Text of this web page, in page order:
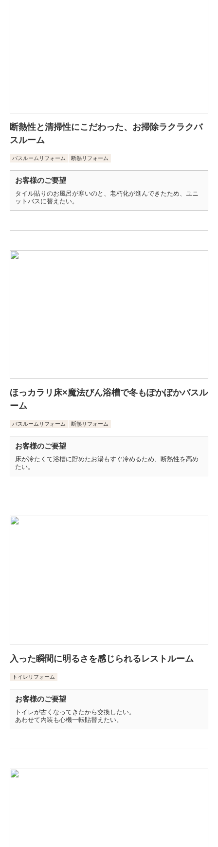
断熱性と清掃性にこだわった、お掃除ラクラクバ
スルーム
バスルームリフォーム 断熱リフォーム
お客様のご要望
タイル貼りのお風呂が寒いのと、老朽化が進んできたため、ユニ
ットバスに替えたい。
ほっカラリ床×魔法びん浴槽で冬もぽかぽかバスル
ーム
バスルームリフォーム 断熱リフォーム
お客様のご要望
床が冷たくて浴槽に貯めたお湯もすぐ冷めるため、断熱性を高め
たい。
入った瞬間に明るさを感じられるレストルーム
トイレリフォーム
お客様のご要望
トイレが古くなってきたから交換したい。
あわせて内装も心機一転貼替えたい。